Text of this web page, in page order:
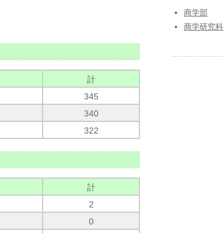
計
345
340
322
計
2
0
商学部
商学研究科